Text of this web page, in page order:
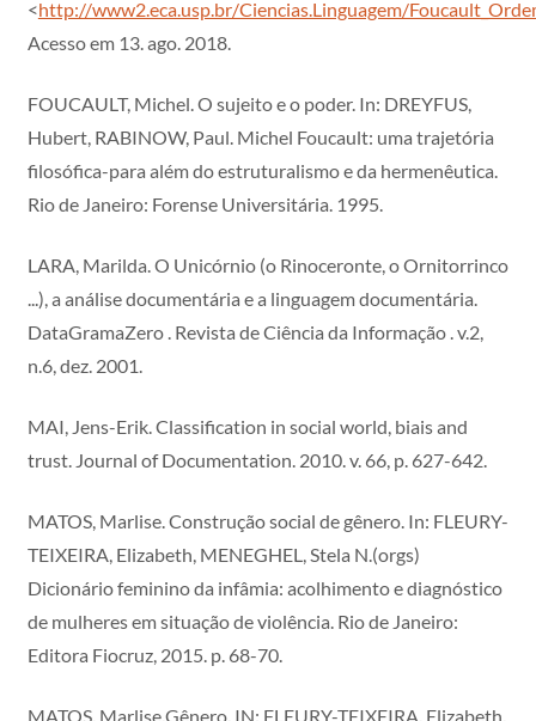
<http://www2.eca.usp.br/Ciencias.Linguagem/
Acesso em 13. ago. 2018.
FOUCAULT, Michel. O sujeito e o poder. In: DREYFUS,
Hubert, RABINOW, Paul. Michel Foucault: uma trajetória
filosófica-para além do estruturalismo e da hermenêutica.
Rio de Janeiro: Forense Universitária. 1995.
LARA, Marilda. O Unicórnio (o Rinoceronte, o Ornitorrinco
...), a análise documentária e a linguagem documentária.
DataGramaZero . Revista de Ciência da Informação . v.2,
n.6, dez. 2001.
MAI, Jens-Erik. Classification in social world, biais and
trust. Journal of Documentation. 2010. v. 66, p. 627-642.
MATOS, Marlise. Construção social de gênero. In: FLEURY-
TEIXEIRA, Elizabeth, MENEGHEL, Stela N.(orgs)
Dicionário feminino da infâmia: acolhimento e diagnóstico
de mulheres em situação de violência. Rio de Janeiro:
Editora Fiocruz, 2015. p. 68-70.
MATOS, Marlise.Gênero. IN: FLEURY-TEIXEIRA, Elizabeth,